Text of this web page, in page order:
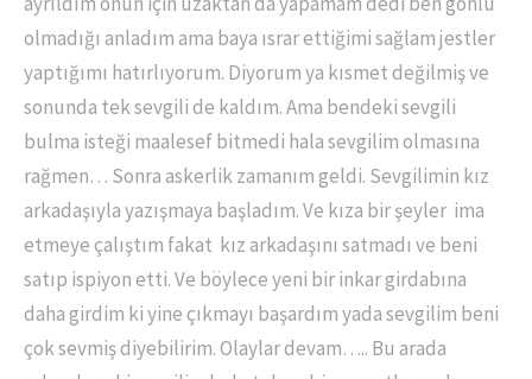
olmadığı anladım ama baya ısrar ettiğimi sağlam jestler
yaptığımı hatırlıyorum. Diyorum ya kısmet değilmiş ve
sonunda tek sevgili de kaldım. Ama bendeki sevgili
bulma isteği maalesef bitmedi hala sevgilim olmasına
rağmen… Sonra askerlik zamanım geldi. Sevgilimin kız
arkadaşıyla yazışmaya başladım. Ve kıza bir şeyler ima
etmeye çalıştım fakat kız arkadaşını satmadı ve beni
satıp ispiyon etti. Ve böylece yeni bir inkar girdabına
daha girdim ki yine çıkmayı başardım yada sevgilim beni
çok sevmiş diyebilirim. Olaylar devam….. Bu arada